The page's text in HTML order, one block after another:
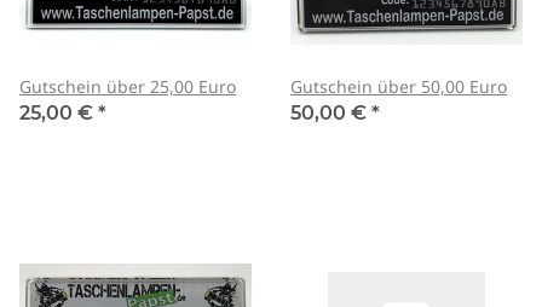
Gutschein über 25,00 Euro
25,00 € *
Gutschein über 50,00 Euro
50,00 € *